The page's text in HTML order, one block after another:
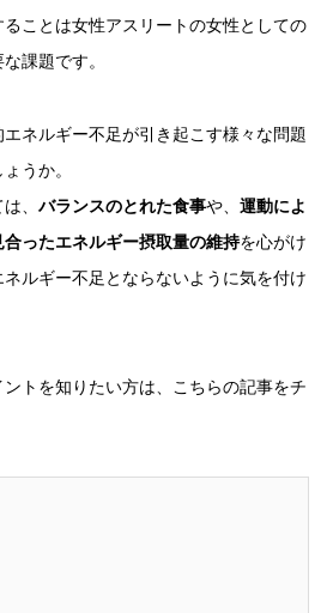
ことは女性アスリートの女性としての
課題です。
ネルギー不足が引き起こす様々な問題
うか。
、 バランスのとれた食事や、 運動によ
ったエネルギー摂取量の維持を心がけ
ルギー不足とならないように気を付け
トを知りたい方は、こちらの記事をチ